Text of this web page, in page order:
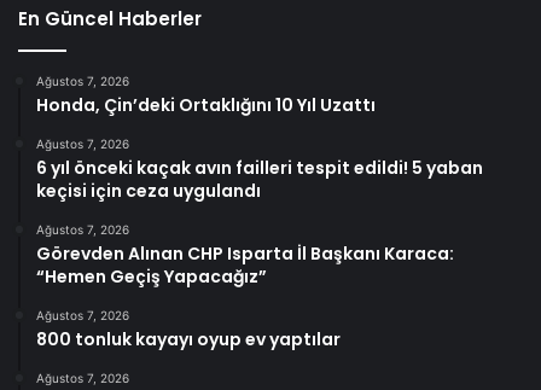
En Güncel Haberler
Ağustos 7, 2026
Honda, Çin’deki Ortaklığını 10 Yıl Uzattı
Ağustos 7, 2026
6 yıl önceki kaçak avın failleri tespit edildi! 5 yaban
keçisi için ceza uygulandı
Ağustos 7, 2026
Görevden Alınan CHP Isparta İl Başkanı Karaca:
“Hemen Geçiş Yapacağız”
Ağustos 7, 2026
800 tonluk kayayı oyup ev yaptılar
Ağustos 7, 2026